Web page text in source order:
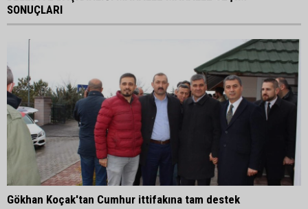
SONUÇLARI
Gökhan Koçak'tan Cumhur ittifakına tam destek